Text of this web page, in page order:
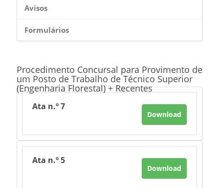
Avisos
Formulários
Procedimento Concursal para Provimento de
um Posto de Trabalho de Técnico Superior
(Engenharia Florestal) + Recentes
Ata n.º 7
Download
Ata n.º 5
Download